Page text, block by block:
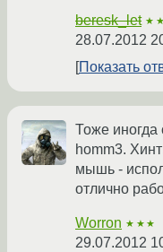
beresk_let
28.07.2012
Показать
Тоже иногда
homm3.
мышь -
отлично
Worron ★★★
29.07.2012